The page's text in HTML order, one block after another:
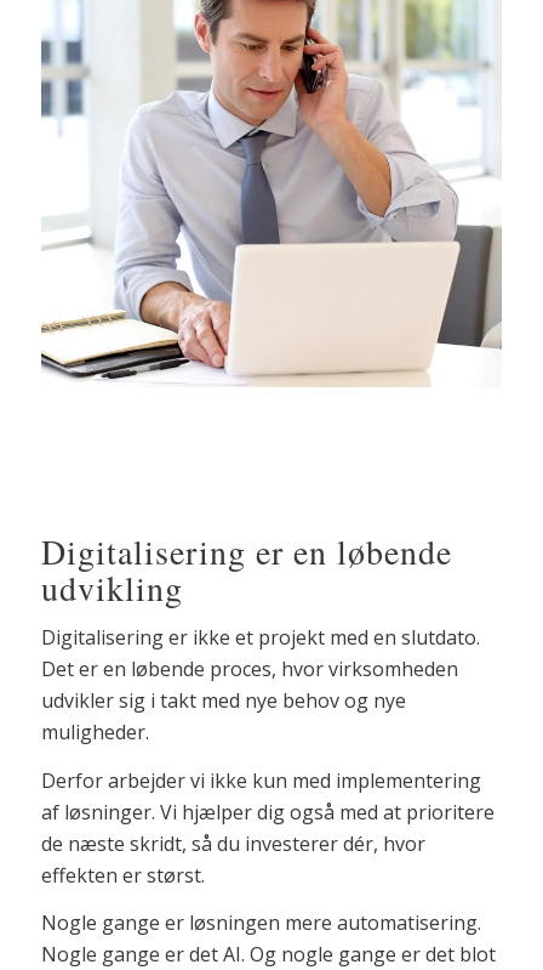
Digitalisering er en løbende
udvikling
Digitalisering er ikke et projekt med en slutdato.
Det er en løbende proces, hvor virksomheden
udvikler sig i takt med nye behov og nye
muligheder.
Derfor arbejder vi ikke kun med implementering
af løsninger. Vi hjælper dig også med at prioritere
de næste skridt, så du investerer dér, hvor
effekten er størst.
Nogle gange er løsningen mere automatisering.
Nogle gange er det AI. Og nogle gange er det blot